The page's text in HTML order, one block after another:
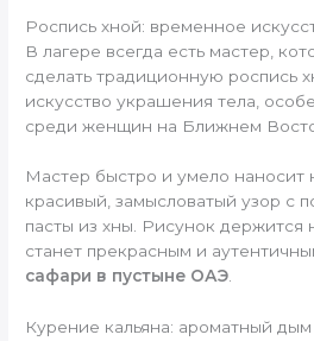
Роспись хной: временное
В лагере всегда есть мастер,
сделать традиционную роспись
искусство украшения тела,
среди женщин на Ближнем
Мастер быстро и умело наносит
красивый, замысловатый узор с
пасты из хны. Рисунок держится
станет прекрасным и
сафари в пустыне ОАЭ.
Курение кальяна: ароматный дым